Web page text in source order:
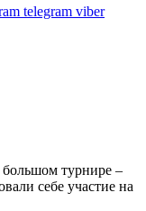
telegram viber
турнире –
себе участие на